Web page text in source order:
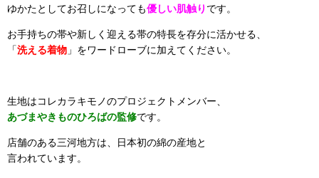
ゆかたとしてお召しになっても優しい肌触り です。
お手持ちの帯や新しく迎える帯の特長を存分に活かせる、
「洗える着物 」をワードローブに加えてください。
生地はコレカラキモノのプロジェクトメンバー、
あづまやきものひろばの監修です。
店舗のある三河地方は、日本初の綿の産地と
言われています。